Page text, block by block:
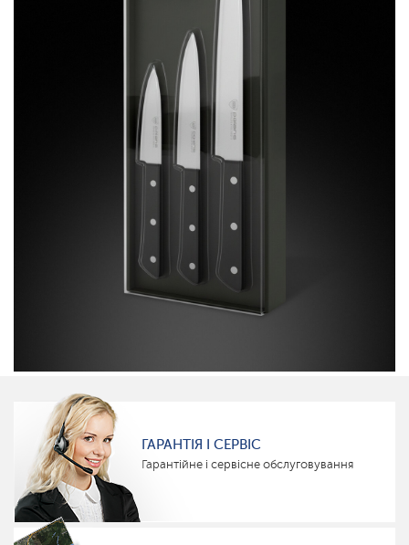
ГАРАНТІЯ І СЕРВІС
Гарантійне і сервісне обслуговування